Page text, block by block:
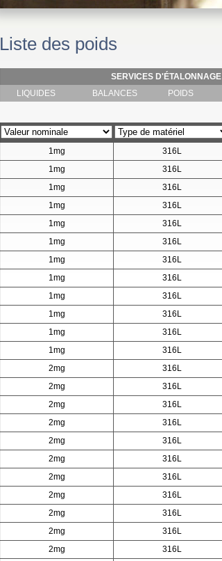
Liste des poids
SERVICES D'ÉTALONNAGE
LIQUIDES
BALANCES POIDS
1mg
316L
1mg 316L
1mg 316L
1mg 316L
1mg 316L
1mg 316L
1mg 316L
1mg 316L
1mg 316L
1mg 316L
1mg 316L
1mg 316L
2mg 316L
2mg 316L
2mg 316L
2mg 316L
2mg 316L
2mg 316L
2mg 316L
2mg 316L
2mg 316L
2mg 316L
2mg 316L